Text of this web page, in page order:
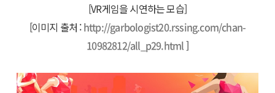
[VR게임을 시연하는 모습]
[이미지 출처 :http://garbologist20.rssing.com/chan-
10982812/all_p29.html]